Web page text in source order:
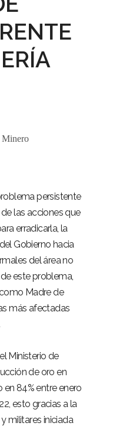
persistente
las acciones que
erradicarla, la
Gobierno hacia
del área no
este problema,
Madre de
más afectadas
Ministerio de
de oro en
en 84% entre enero
esto gracias a la
militares iniciada